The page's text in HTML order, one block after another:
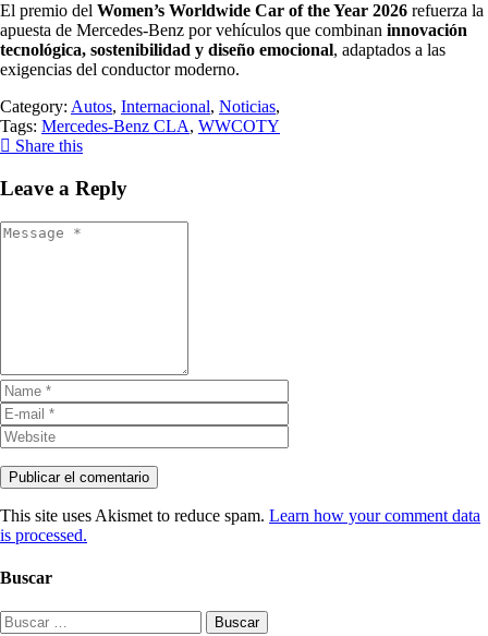
El premio del Women’s Worldwide Car of the Year 2026 refuerza la
apuesta de Mercedes-Benz por vehículos que combinan innovación
tecnológica, sostenibilidad y diseño emocional, adaptados a las
exigencias del conductor moderno.
Category: Autos, Internacional, Noticias,
Tags: Mercedes-Benz CLA, WWCOTY
Share this
Leave a Reply
This site uses Akismet to reduce spam. Learn how your comment data
is processed.
Buscar
Buscar: